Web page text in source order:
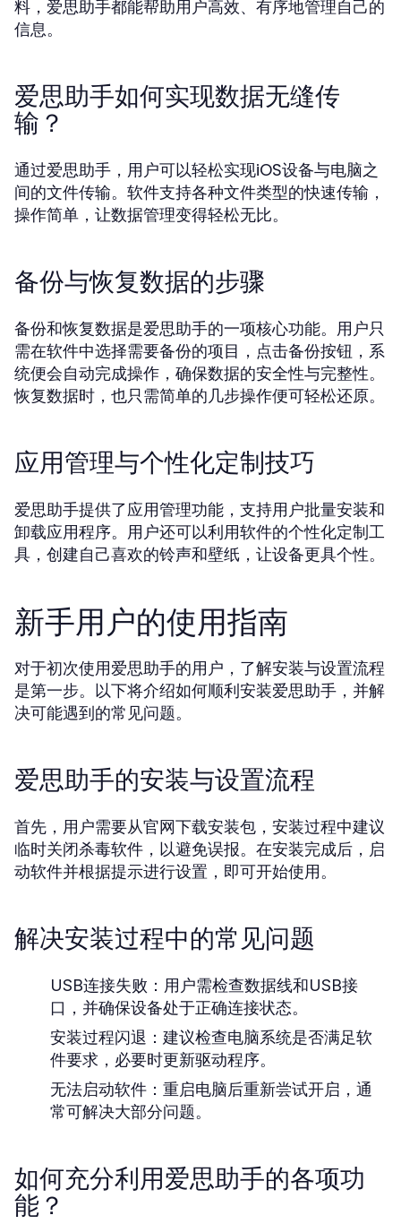
料，爱思助手都能帮助用户高效、有序地管理自己的
信息。
爱思助手如何实现数据无缝传
输？
通过爱思助手，用户可以轻松实现iOS设备与电脑之
间的文件传输。软件支持各种文件类型的快速传输，
操作简单，让数据管理变得轻松无比。
备份与恢复数据的步骤
备份和恢复数据是爱思助手的一项核心功能。用户只
需在软件中选择需要备份的项目，点击备份按钮，系
统便会自动完成操作，确保数据的安全性与完整性。
恢复数据时，也只需简单的几步操作便可轻松还原。
应用管理与个性化定制技巧
爱思助手提供了应用管理功能，支持用户批量安装和
卸载应用程序。用户还可以利用软件的个性化定制工
具，创建自己喜欢的铃声和壁纸，让设备更具个性。
新手用户的使用指南
对于初次使用爱思助手的用户，了解安装与设置流程
是第一步。以下将介绍如何顺利安装爱思助手，并解
决可能遇到的常见问题。
爱思助手的安装与设置流程
首先，用户需要从官网下载安装包，安装过程中建议
临时关闭杀毒软件，以避免误报。在安装完成后，启
动软件并根据提示进行设置，即可开始使用。
解决安装过程中的常见问题
USB连接失败： 用户需检查数据线和USB接
口，并确保设备处于正确连接状态。
安装过程闪退： 建议检查电脑系统是否满足软
件要求，必要时更新驱动程序。
无法启动软件： 重启电脑后重新尝试开启，通
常可解决大部分问题。
如何充分利用爱思助手的各项功
能？